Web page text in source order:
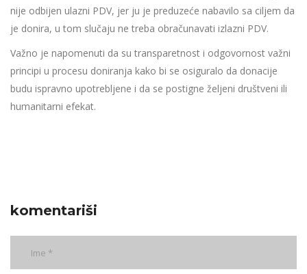
nije odbijen ulazni PDV, jer ju je preduzeće nabavilo sa ciljem da
je donira, u tom slučaju ne treba obračunavati izlazni PDV.
Važno je napomenuti da su transparetnost i odgovornost važni
principi u procesu doniranja kako bi se osiguralo da donacije
budu ispravno upotrebljene i da se postigne željeni društveni ili
humanitarni efekat.
komentariši